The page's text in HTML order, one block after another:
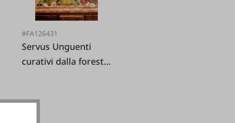
#FA126431
Servus Unguenti
curativi dalla foresta